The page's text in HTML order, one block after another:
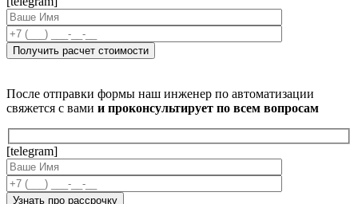
После отправки формы наш инженер по автоматизации
свяжется с вами и проконсультирует по всем вопросам
[telegram]